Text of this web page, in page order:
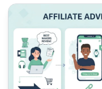
¿Cuál es un Ejemplo de